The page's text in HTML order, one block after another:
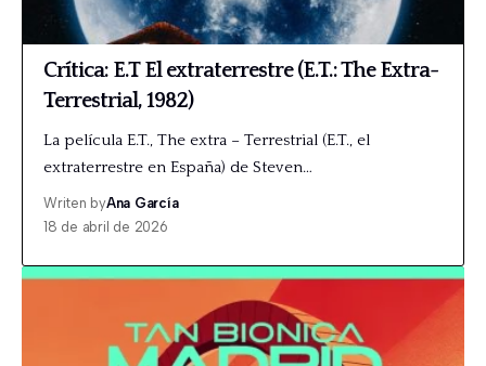
Crítica: E.T El extraterrestre (E.T.: The Extra-
Terrestrial, 1982)
La película E.T., The extra – Terrestrial (E.T., el
extraterrestre en España) de Steven…
Writen byAna García
18 de abril de 2026